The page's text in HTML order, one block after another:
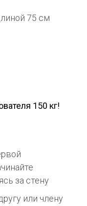
75 см
150 кг!
за стену
или члену